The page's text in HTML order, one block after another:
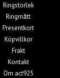
Ringstorlek
Ringmått
Presentkort
Köpvillkor
Frakt
Kontakt
Om act925